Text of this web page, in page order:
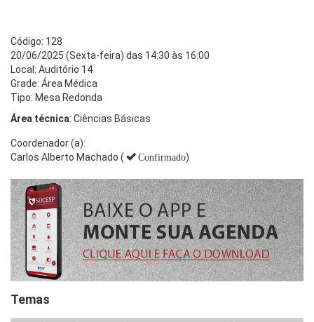
Código: 128
20/06/2025 (Sexta-feira) das 14:30 às 16:00
Local: Auditório 14
Grade: Área Médica
Tipo: Mesa Redonda
Área técnica: Ciências Básicas
Coordenador (a):
Carlos Alberto Machado (
Confirmado)
Temas